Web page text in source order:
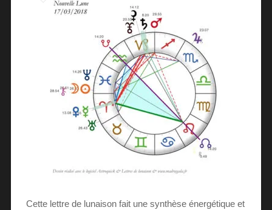
Cette lettre de lunaison fait une synthèse énergétique et